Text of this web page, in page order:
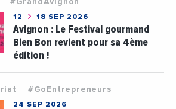
#GrandAvignon
12 18 SEP 2026
Avignon : Le Festival gourmand
Bien Bon revient pour sa 4ème
édition !
#GoEntrepreneurs
24 SEP 2026